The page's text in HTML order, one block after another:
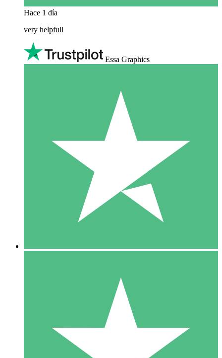
Hace 1 día
very helpfull
Essa Graphics